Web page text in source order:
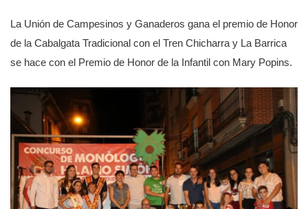
La Unión de Campesinos y Ganaderos gana el premio de Honor
de la Cabalgata Tradicional con el Tren Chicharra y La Barrica
se hace con el Premio de Honor de la Infantil con Mary Popins.